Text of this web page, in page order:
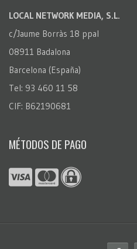
LOCAL NETWORK MEDIA, S.L.
c/Jaume Borràs 18 ppal
08911 Badalona
Barcelona (España)
Tel: 93 460 11 58
CIF: B62190681
MÉTODOS DE PAGO